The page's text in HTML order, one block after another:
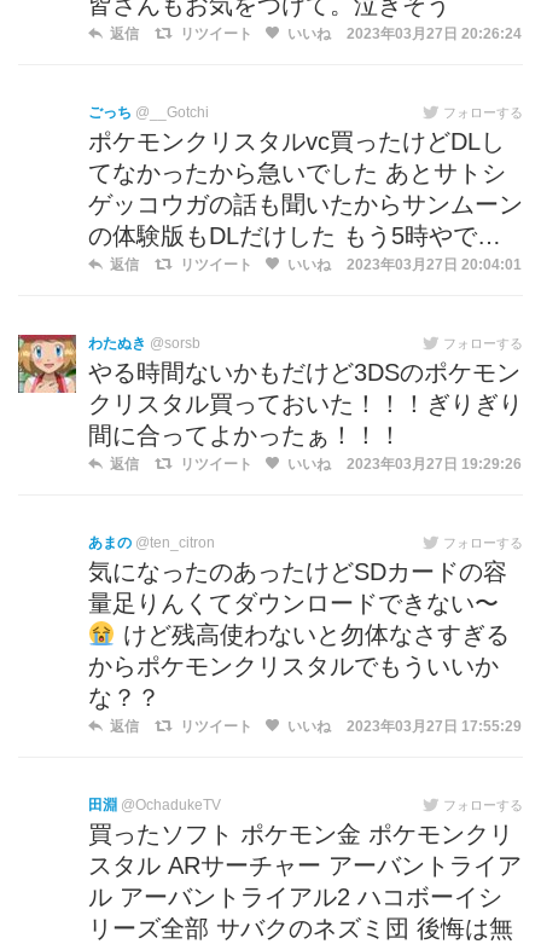
返信 リツイート いいね 2023年03月27日 20:26:24
ごっち @__Gotchi フォローする
ポケモンクリスタルvc買ったけどDLし
てなかったから急いでした あとサトシ
ゲッコウガの話も聞いたからサンムーン
の体験版もDLだけした もう5時やで…
返信 リツイート いいね 2023年03月27日 20:04:01
わたぬき @sorsb フォローする
やる時間ないかもだけど3DSのポケモン
クリスタル買っておいた！！！ぎりぎり
間に合ってよかったぁ！！！
返信 リツイート いいね 2023年03月27日 19:29:26
あまの @ten_citron フォローする
気になったのあったけどSDカードの容
量足りんくてダウンロードできない〜
けど残高使わないと勿体なさすぎる
からポケモンクリスタルでもういいか
な？？
返信 リツイート いいね 2023年03月27日 17:55:29
田淵 @OchadukeTV フォローする
買ったソフト ポケモン金 ポケモンクリ
スタル ARサーチャー アーバントライア
ル アーバントライアル2 ハコボーイシ
リーズ全部 サバクのネズミ団 後悔は無